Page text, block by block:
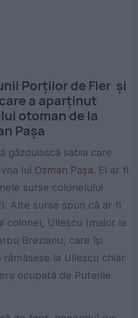
Porților de Fier și
a aparținut
otoman de la
Pașa
găzduiască sabia care
lui Osman Pașa. El ar fi
surse colonelului
Alte surse spun că ar fi
colonel, Ullescu (maior la
Brezianu, care își
rămăsese la Ullescu chiar
ocupată de Puterile